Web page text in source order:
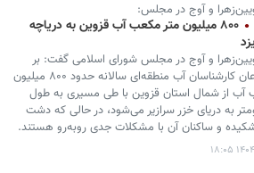
و آوج در مجلس:
۸۰۰ میلیون متر مکعب آب قزوین به دریاچه
و آوج در مجلس شورای اسلامی گفت: بر
اساس اذعان کارشناسان آب منطقه‌ای سالانه حدود ۸۰۰ میلیون
آب از شمال استان قزوین با طی مسیری به طول
کیلومتر به دریای خزر سرازیر می‌شود، در حالی که دشت
و ساکنان آن با مشکلات جدی روبه‌رو هستند.
۱۸:۰۵